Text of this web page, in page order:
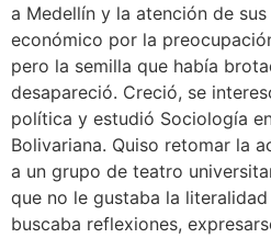
a Medellín y la atención de
económico por la
pero la semilla que había
desapareció. Creció, se
política y estudió Sociología
Bolivariana. Quiso retomar la
a un grupo de teatro
que no le gustaba la
buscaba reflexiones,